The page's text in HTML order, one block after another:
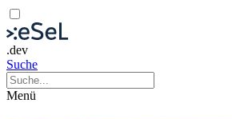
.dev
Suche
Menü